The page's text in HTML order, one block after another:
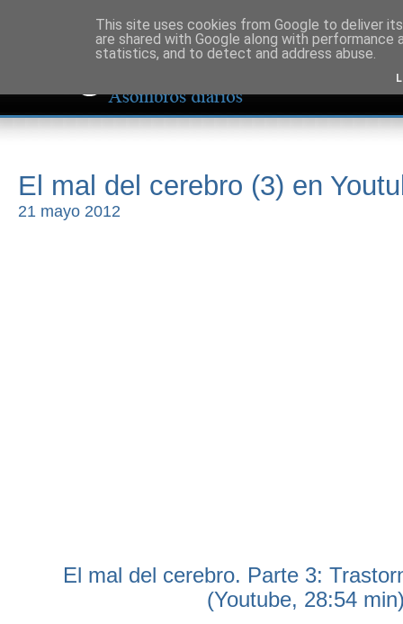
El mal del cerebro (3) en
21 mayo 2012
El mal del cerebro. Parte 3:
(Youtube, 28:54
This site uses cookies from Google to deliver
are shared with Google along with
statistics, and to detect and address abuse.